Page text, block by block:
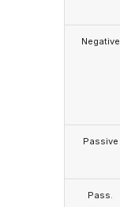
Negative
Passive
Pass.